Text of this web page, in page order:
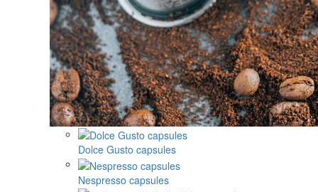
Dolce Gusto capsules
Nespresso capsules